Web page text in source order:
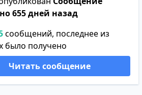
655 дней назад
сообщений, последнее из
было получено
Читать сообщение